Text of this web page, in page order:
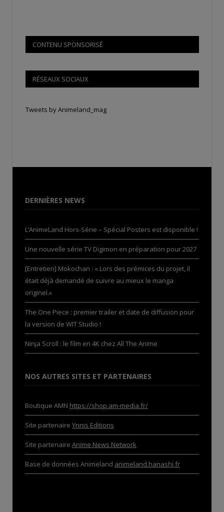
CONTENU SPONSORISÉ
RÉSEAUX SOCIAUX
Tweets by Animeland_mag
DERNIÈRES NEWS
L’AnimeLand Hors-Série – Spécial Posters est disponible !
Une nouvelle série TV Digimon en préparation pour 2027
[Entretien] Mokochan : « Lors des prémices du projet, il
était déjà demandé de suivre au mieux le manga
originel.»
The One Piece : premier trailer et date de diffusion pour
la version de WIT Studio !
Ninja Scroll : le film en 4K chez All The Anime
NOS AUTRES SITES ET PARTENAIRES
Boutique AMN https://shop.am-media.fr/
Site partenaire Ynnis Editions
Site partenaire Anime News Network
Base de données Animeland animeland.hanashi.fr